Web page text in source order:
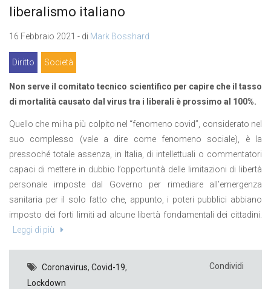
liberalismo italiano
16 Febbraio 2021 - di Mark Bosshard
Diritto Società
Non serve il comitato tecnico scientifico per capire che il tasso
di mortalità causato dal virus tra i liberali è prossimo al 100%.
Quello che mi ha più colpito nel “fenomeno covid”, considerato nel
suo complesso (vale a dire come fenomeno sociale), è la
pressoché totale assenza, in Italia, di intellettuali o commentatori
capaci di mettere in dubbio l’opportunità delle limitazioni di libertà
personale imposte dal Governo per rimediare all’emergenza
sanitaria per il solo fatto che, appunto, i poteri pubblici abbiano
imposto dei forti limiti ad alcune libertà fondamentali dei cittadini.
Leggi di più
Coronavirus, Covid-19,
Lockdown
Condividi